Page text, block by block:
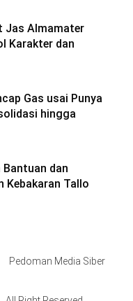
Jas Almamater
Karakter dan
Gas usai Punya
hingga
dan
Kebakaran Tallo
Pedoman Media Siber